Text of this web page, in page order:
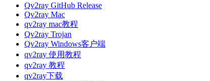
Qv2ray GitHub Release
Qv2ray Mac
qv2ray mac教程
Qv2ray Trojan
Qv2ray Windows客户端
qv2ray 使用教程
qv2ray 教程
qv2ray下载